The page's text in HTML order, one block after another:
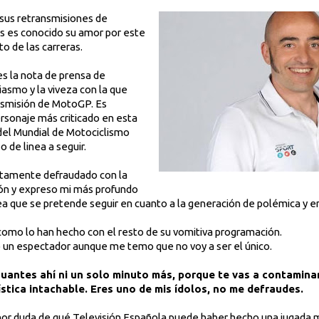
retransmisiones de
es conocido su amor por este
de las carreras.
la nota de prensa de
y la viveza con la que
de MotoGP. Es
más criticado en esta
Mundial de Motociclismo
de linea a seguir.
defraudado con la
y expreso mi más profundo
que se pretende seguir en cuanto a la generación de polémica y
lo han hecho con el resto de su vomitiva programación.
espectador aunque me temo que no voy a ser el único.
ahí ni un solo minuto más, porque te vas a
intachable. Eres uno de mis ídolos, no me defraudes.